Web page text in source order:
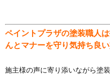
ペイントプラザの塗装職人
んとマナーを守り気持ち良
施主様の声に寄り添いながら塗